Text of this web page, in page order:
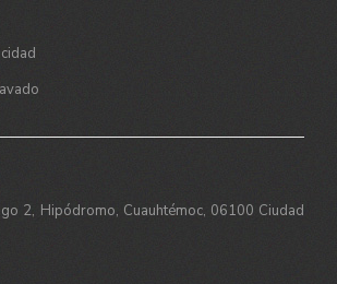
2, Hipódromo, Cuauhtémoc, 06100 Ciudad